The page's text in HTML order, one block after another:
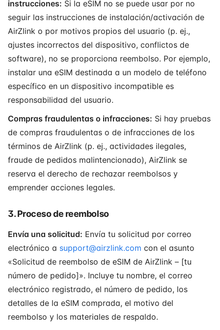
instrucciones: Si la eSIM no se puede usar por no
seguir las instrucciones de instalación/activación de
AirZlink o por motivos propios del usuario (p. ej.,
ajustes incorrectos del dispositivo, conflictos de
software), no se proporciona reembolso. Por ejemplo,
instalar una eSIM destinada a un modelo de teléfono
específico en un dispositivo incompatible es
responsabilidad del usuario.
Compras fraudulentas o infracciones: Si hay pruebas
de compras fraudulentas o de infracciones de los
términos de AirZlink (p. ej., actividades ilegales,
fraude de pedidos malintencionado), AirZlink se
reserva el derecho de rechazar reembolsos y
emprender acciones legales.
3. Proceso de reembolso
Envía una solicitud: Envía tu solicitud por correo
electrónico a support@airzlink.com con el asunto
«Solicitud de reembolso de eSIM de AirZlink – [tu
número de pedido]». Incluye tu nombre, el correo
electrónico registrado, el número de pedido, los
detalles de la eSIM comprada, el motivo del
reembolso y los materiales de respaldo.